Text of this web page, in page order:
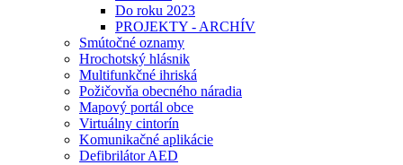
Do roku 2023
PROJEKTY - ARCHÍV
Smútočné oznamy
Hrochotský hlásnik
Multifunkčné ihriská
Požičovňa obecného náradia
Mapový portál obce
Virtuálny cintorín
Komunikačné aplikácie
Defibrilátor AED